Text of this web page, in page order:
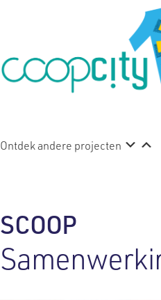
Ontdek andere projecten
SCOOP